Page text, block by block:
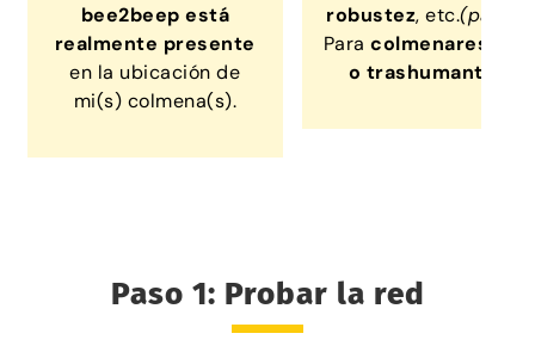
bee2beep está
realmente presente
en la ubicación de
mi(s) colmena(s).
robustez, etc.(paso2)
Paracolmenares
o trashumantes
Paso 1: Probar la red